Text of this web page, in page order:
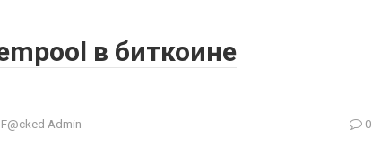
в биткоине
F@cked Admin 0